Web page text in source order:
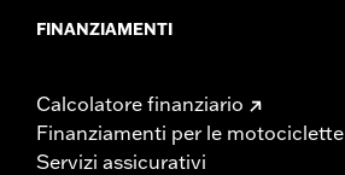
FINANZIAMENTI
Calcolatore finanziario
Finanziamenti per le motociclette
Servizi assicurativi